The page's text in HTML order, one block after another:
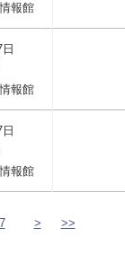
報館
報館
報館
7 > >>